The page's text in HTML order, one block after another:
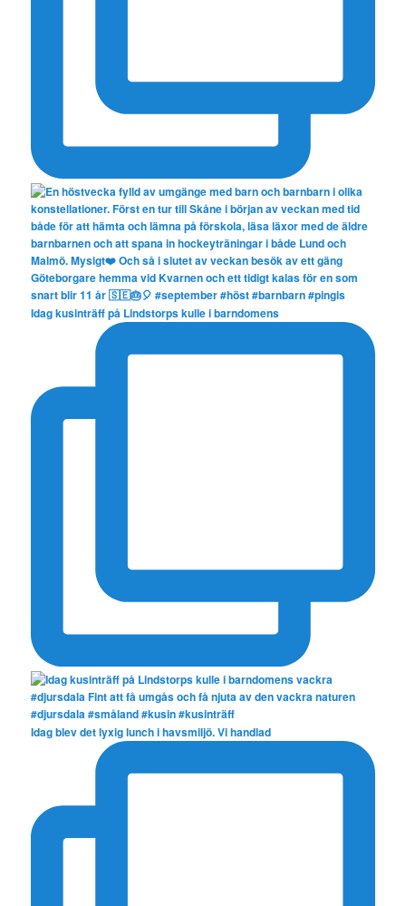
Idag kusinträff på Lindstorps kulle i barndomens
Idag blev det lyxig lunch i havsmiljö. Vi handlad